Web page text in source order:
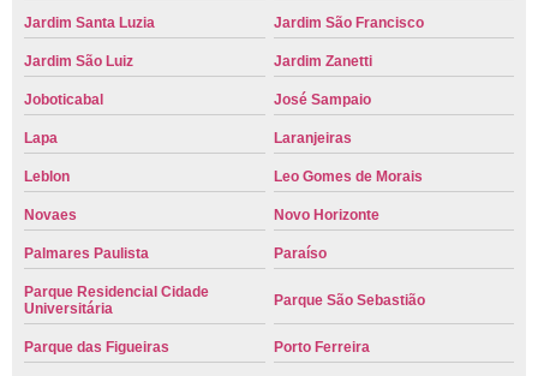
Jardim Santa Luzia Jardim São Francisco
Jardim São Luiz Jardim Zanetti
Joboticabal José Sampaio
Lapa Laranjeiras
Leblon Leo Gomes de Morais
Novaes Novo Horizonte
Palmares Paulista Paraíso
Parque Residencial Cidade
Universitária
Parque São Sebastião
Parque das Figueiras Porto Ferreira